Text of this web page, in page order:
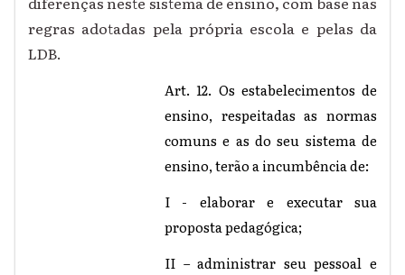
regras adotadas pela própria escola e pelas da
LDB.
Art. 12. Os estabelecimentos de
ensino, respeitadas as normas
comuns e as do seu sistema de
ensino, terão a incumbência de:
I - elaborar e executar sua
proposta pedagógica;
II – administrar seu pessoal e